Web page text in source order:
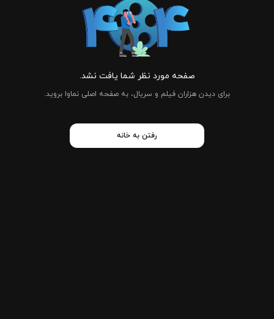
صفحه مورد نظر شما یافت نشد.
برای دیدن هزاران فیلم و سریال، به صفحه اصلی نماوا بروید.
رفتن به خانه